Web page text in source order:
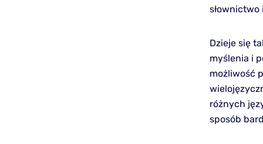
Dzieje się
myślenia i
możliwość
różnych
sposób